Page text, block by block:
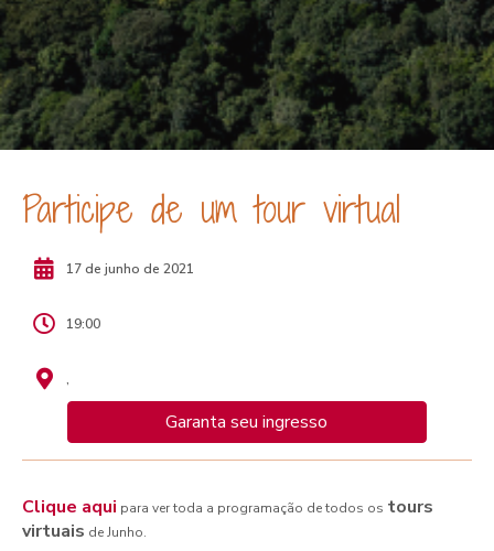
Participe de um tour virtual
17 de junho de 2021
19:00
,
Garanta seu ingresso
Clique aqui para ver toda a programação de todos os tours
virtuais de Junho.